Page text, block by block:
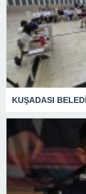
KUŞADASI